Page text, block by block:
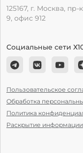
125167, г. Москва,
9, офис 912
Социальные сети
Пользовательское
Обработка
Политика
Раскрытие информации